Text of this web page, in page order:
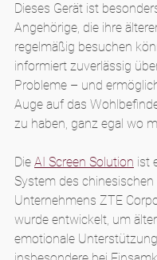
Dieses Gerät ist
Angehörige, die ihre
regelmäßig besuchen
informiert zuverlässig
Probleme – und
Auge auf das
zu haben, ganz egal wo
Die AI Screen Solution ist
System des chinesischen
Unternehmens ZTE
wurde entwickelt, um
emotionale